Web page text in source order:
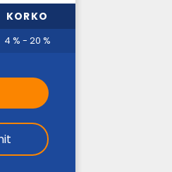
KORKO
4 % - 20 %